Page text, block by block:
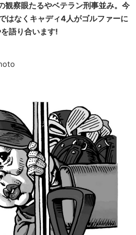
察眼たるやベテラン刑事並み。今
はなくキャディ4人がゴルファーに
語り合います!